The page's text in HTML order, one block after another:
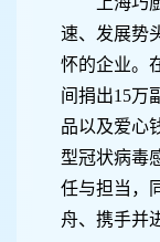
速、发展势
怀的企业。
间捐出15万
品以及爱心
型冠状病毒
任与担当，
舟、携手并